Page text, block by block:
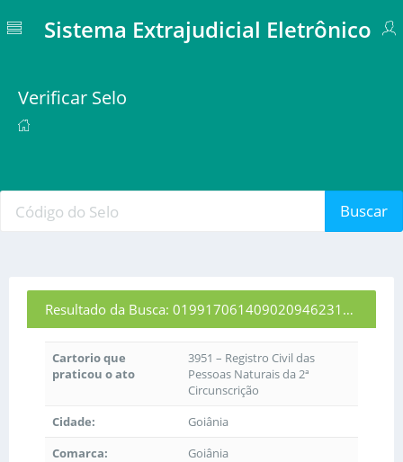
Sistema Extrajudicial Eletrônico
Verificar Selo
Buscar
Resultado da Busca: 01991706140902094623161
Cartorio que
praticou o ato
3951 – Registro Civil das
Pessoas Naturais da 2ª
Circunscrição
Cidade:
Goiânia
Comarca:
Goiânia